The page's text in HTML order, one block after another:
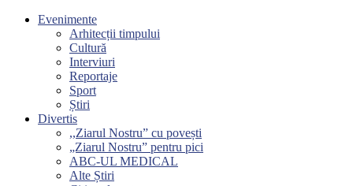
Evenimente
Arhitecții timpului
Cultură
Interviuri
Reportaje
Sport
Știri
Divertis
,,Ziarul Nostru” cu povești
„Ziarul Nostru” pentru pici
ABC-UL MEDICAL
Alte Știri